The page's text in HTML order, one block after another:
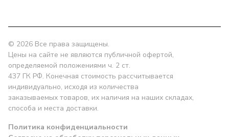
© 2026 Все права защищены.
Цены на сайте не являются публичной офертой,
определяемой положениями ч. 2 ст.
437 ГК РФ. Конечная стоимость рассчитывается
индивидуально, исходя из количества
заказываемых товаров, их наличия на наших складах,
способа и места доставки.
Политика конфиденциальности